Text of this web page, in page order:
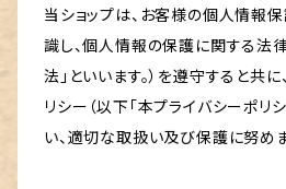
当ショップは、お客様の個人情報
識し、個人情報の保護に関する法
法」といいます。）を遵守すると共
リシー（以下「本プライバシーポリシ
い、適切な取扱い及び保護に努めま